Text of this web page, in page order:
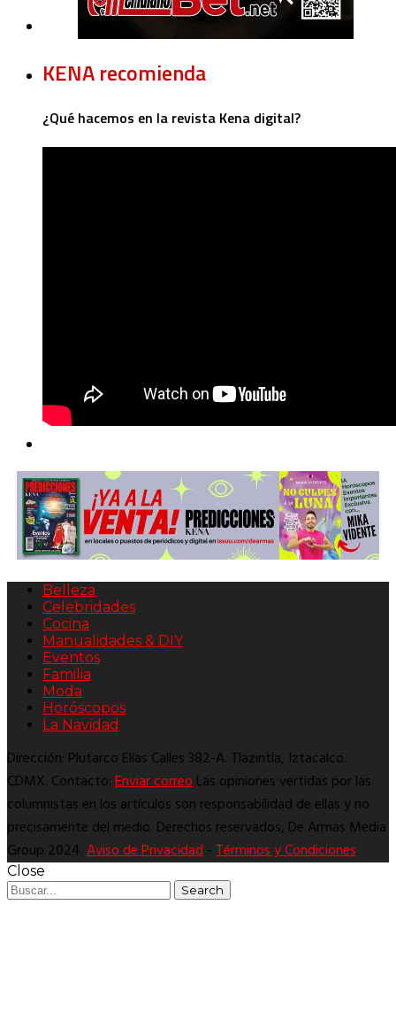
KENA recomienda
¿Qué hacemos en la revista Kena digital?
Belleza
Celebridades
Cocina
Manualidades & DIY
Eventos
Familia
Moda
Horóscopos
La Navidad
Dirección: Plutarco Elías Calles 382-A. Tlazintla, Iztacalco.
CDMX. Contacto:Enviar correoLas opiniones vertidas por las
columnistas en los artículos son responsabilidad de ellas y no
precisamente del medio. Derechos reservados, De Armas Media
Group 2024.Aviso de Privacidad-Términos y Condiciones
Close